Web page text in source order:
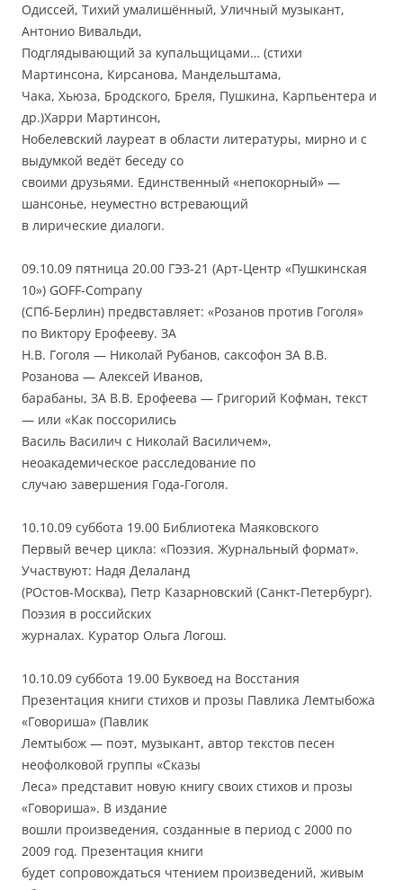
Одиссей, Тихий умалишённый, Уличный музыкант,
Антонио Вивальди,
Подглядывающий за купальщицами… (стихи
Мартинсона, Кирсанова, Мандельштама,
Чака, Хьюза, Бродского, Бреля, Пушкина, Карпьентера и
др.)Харри Мартинсон,
Нобелевский лауреат в области литературы, мирно и с
выдумкой ведёт беседу со
свoими друзьями. Единственный «непокорный» —
шансонье, неуместно встревающий
в лирические диалоги.
09.10.09 пятница 20.00 ГЭЗ-21 (Арт-Центр «Пушкинская
10») GOFF-Company
(СПб-Берлин) предвставляет: «Розанов против Гоголя»
по Виктору Ерофееву. ЗА
Н.В. Гоголя — Николай Рубанов, саксофон ЗА В.В.
Розанова — Алексей Иванов,
барабаны, ЗА В.В. Ерофеева — Григорий Кофман, текст
— или «Как поссорились
Василь Василич с Николай Василичем»,
неоакадемическое расследование по
случаю завершения Года-Гоголя.
10.10.09 суббота 19.00 Библиотека Маяковского
Первый вечер цикла: «Поэзия. Журнальный формат».
Участвуют: Надя Делаланд
(РОстов-Москва), Петр Казарновский (Санкт-Петербург).
Поэзия в российских
журналах. Куратор Ольга Логош.
10.10.09 суббота 19.00 Буквоед на Восстания
Презентация книги стихов и прозы Павлика Лемтыбожа
«Говориша» (Павлик
Лемтыбож — поэт, музыкант, автор текстов песен
неофолковой группы «Сказы
Леса» представит новую книгу своих стихов и прозы
«Говориша». В издание
вошли произведения, созданные в период с 2000 по
2009 год. Презентация книги
будет сопровождаться чтением произведений, живым